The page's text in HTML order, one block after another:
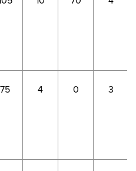
75 4 0 3